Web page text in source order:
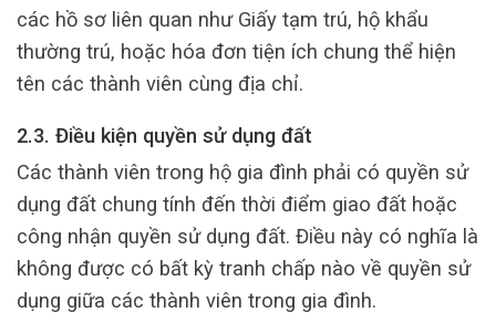
các hồ sơ liên quan như Giấy tạm trú, hộ khẩu
thường trú, hoặc hóa đơn tiện ích chung thể hiện
tên các thành viên cùng địa chỉ.
2.3. Điều kiện quyền sử dụng đất
Các thành viên trong hộ gia đình phải có quyền sử
dụng đất chung tính đến thời điểm giao đất hoặc
công nhận quyền sử dụng đất. Điều này có nghĩa là
không được có bất kỳ tranh chấp nào về quyền sử
dụng giữa các thành viên trong gia đình.